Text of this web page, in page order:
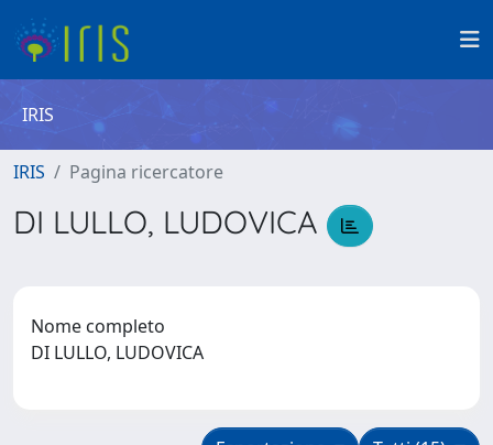
IRIS
IRIS Pagina ricercatore
DI LULLO, LUDOVICA
Nome completo
DI LULLO, LUDOVICA